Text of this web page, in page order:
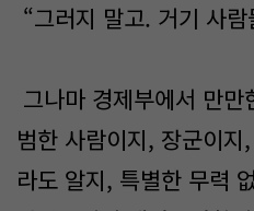
“그러지 말고. 거기 사
그나마 경제부에서 만
범한 사람이지, 장군이
라도 알지, 특별한 무력